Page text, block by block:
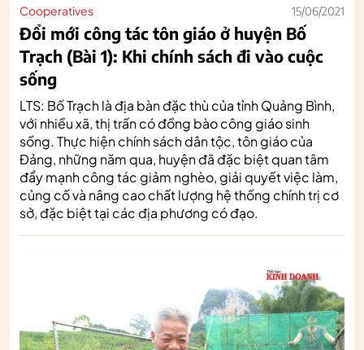
Cooperatives 15/06/2021
Đổi mới công tác tôn giáo ở huyện Bố
Trạch (Bài 1): Khi chính sách đi vào cuộc
sống
LTS: Bố Trạch là địa bàn đặc thù của tỉnh Quảng Bình,
với nhiều xã, thị trấn có đồng bào công giáo sinh
sống. Thực hiện chính sách dân tộc, tôn giáo của
Đảng, những năm qua, huyện đã đặc biệt quan tâm
đẩy mạnh công tác giảm nghèo, giải quyết việc làm,
củng cố và nâng cao chất lượng hệ thống chính trị cơ
sở, đặc biệt tại các địa phương có đạo.